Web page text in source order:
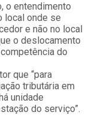
o entendimento
local onde se
e não no local
o deslocamento
do
que “para
tributária em
unidade
do serviço”.